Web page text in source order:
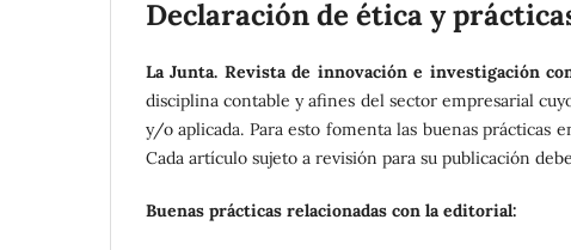
Declaración de ética y
La Junta. Revista de innovación e investigación
disciplina contable y afines del sector empresarial
y/o aplicada. Para esto fomenta las buenas prácticas
Cada artículo sujeto a revisión para su publicación
Buenas prácticas relacionadas con la editorial: